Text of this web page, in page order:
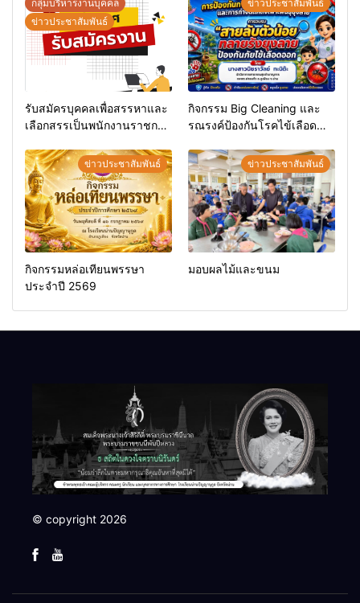
กลุ่มบริหารงานบุคคล
ข่าวประชาสัมพันธ์
รับสมัครบุคคลเพื่อสรรหาและ
เลือกสรรเป็นพนักงานราชการ
ข่าวประชาสัมพันธ์
กิจกรรม Big Cleaning และ
รณรงค์ป้องกันโรคไข้เลือด
ข่าวประชาสัมพันธ์
กิจกรรมหล่อเทียนพรรษา
ประจำปี 2569
ข่าวประชาสัมพันธ์
มอบผลไม้และขนม
© copyright 2026